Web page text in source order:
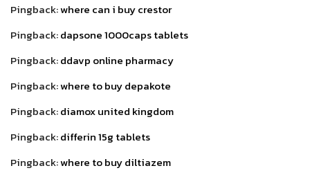
Pingback:where can i buy crestor
Pingback:dapsone 1000caps tablets
Pingback:ddavp online pharmacy
Pingback:where to buy depakote
Pingback:diamox united kingdom
Pingback:differin 15g tablets
Pingback:where to buy diltiazem